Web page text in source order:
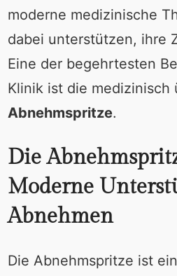
moderne medizinische
dabei unterstützen, ihre
Eine der begehrtesten
Klinik ist die medizinisch
Abnehmspritze.
Die
Moderne
Abnehmen
Die Abnehmspritze ist